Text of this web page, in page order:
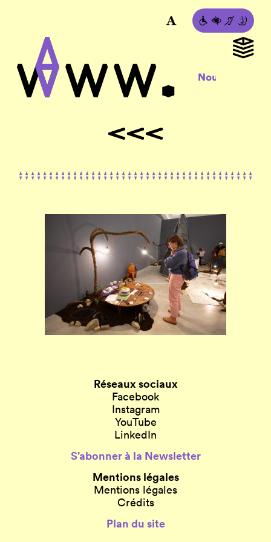
Réseaux sociaux
Facebook
Instagram
YouTube
LinkedIn
S’abonner à la Newsletter
Mentions légales
Mentions légales
Crédits
Plan du site